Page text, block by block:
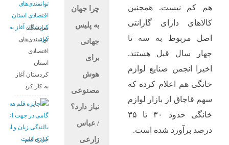
هم کم نیست. همچنین
کالاهای دارای گارانتی
اصل مربوط به سه تا
چهار سال قبل هستند.
اخیرا انجمن صنایع لوازم
خانگی هم اعلام کرده که
سهم قاچاق از بازار لوازم
خانگی حدود ۳۰ تا ۳۵
درصد برآورد شده است.
چرا جهان
به پلیس
جهانی
برای
هوش
مصنوعی
نیاز دارد؟
/ عباس
زارعی
نمایشگاه
توانمندی‌های
اقتصادی
استان
کردستان آغاز
به کار کرد
جایزه قلم